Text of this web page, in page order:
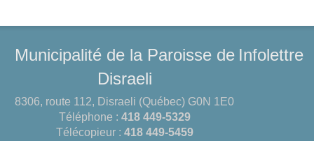
Municipalité de la Paroisse de
Disraeli
8306, route 112, Disraeli (Québec) G0N 1E0
Téléphone : 418 449-5329
Télécopieur : 418 449-5459
Infolettre